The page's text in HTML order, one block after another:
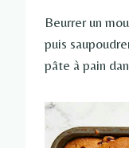
Beurrer un
puis
pâte à pain